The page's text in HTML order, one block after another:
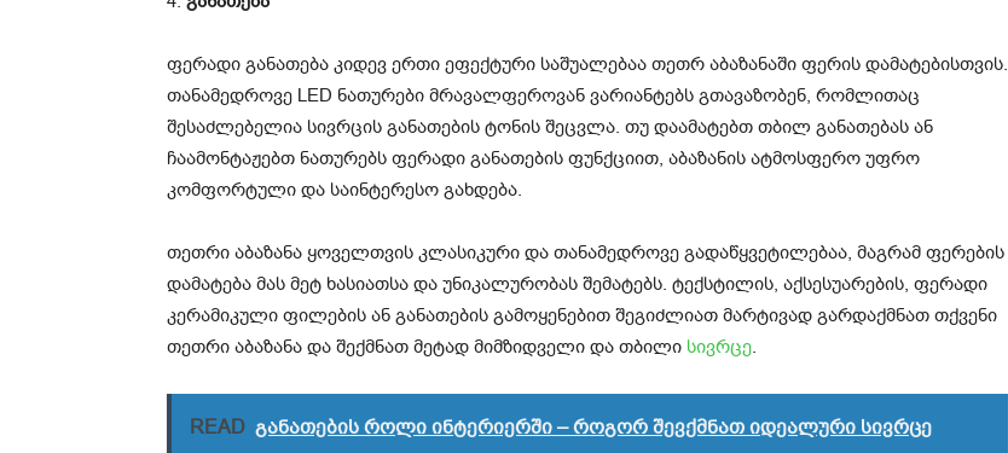
ფერადი განათება კიდევ ერთი ეფექტური საშუალებაა თეთრ აბაზანაში ფერის დამატებისთვის.
თანამედროვე LED ნათურები მრავალფეროვან ვარიანტებს გთავაზობენ, რომლითაც
შესაძლებელია სივრცის განათების ტონის შეცვლა. თუ დაამატებთ თბილ განათებას ან
ჩაამონტაჟებთ ნათურებს ფერადი განათების ფუნქციით, აბაზანის ატმოსფერო უფრო
კომფორტული და საინტერესო გახდება.
თეთრი აბაზანა ყოველთვის კლასიკური და თანამედროვე გადაწყვეტილებაა, მაგრამ ფერების
დამატება მას მეტ ხასიათსა და უნიკალურობას შემატებს. ტექსტილის, აქსესუარების, ფერადი
კერამიკული ფილების ან განათების გამოყენებით შეგიძლიათ მარტივად გარდაქმნათ თქვენი
თეთრი აბაზანა და შექმნათ მეტად მიმზიდველი და თბილი სივრცე.
READ განათების როლი ინტერიერში – როგორ შევქმნათ იდეალური სივრცე